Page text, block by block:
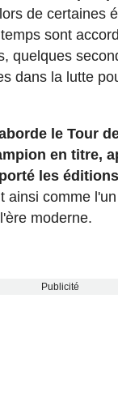
de certaines
sont
quelques
dans la lutte
le Tour
en titre,
les
ainsi comme
moderne.
Publicité